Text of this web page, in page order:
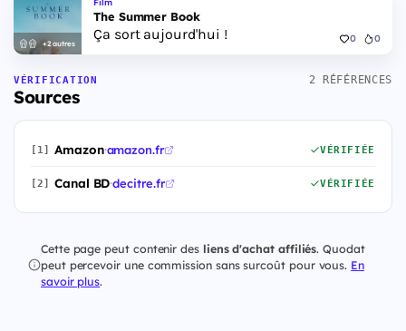
+2 autres
The Summer Book
Ça sort aujourd'hui ! 0 0
VÉRIFICATION
Sources
2 RÉFÉRENCES
[1] Amazon·amazon.fr VÉRIFIÉE
[2] Canal BD·decitre.fr VÉRIFIÉE
Cette page peut contenir des liens d'achat affiliés. Quodat
peut percevoir une commission sans surcoût pour vous. En
savoir plus.